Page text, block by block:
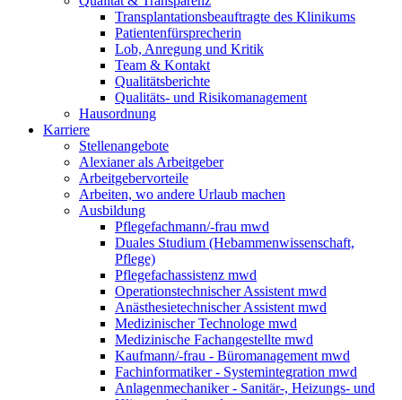
Transplantationsbeauftragte des Klinikums
Patientenfürsprecherin
Lob, Anregung und Kritik
Team & Kontakt
Qualitätsberichte
Qualitäts- und Risikomanagement
Hausordnung
Karriere
Stellenangebote
Alexianer als Arbeitgeber
Arbeitgebervorteile
Arbeiten, wo andere Urlaub machen
Ausbildung
Pflegefachmann/-frau mwd
Duales Studium (Hebammenwissenschaft,
Pflege)
Pflegefachassistenz mwd
Operationstechnischer Assistent mwd
Anästhesietechnischer Assistent mwd
Medizinischer Technologe mwd
Medizinische Fachangestellte mwd
Kaufmann/-frau - Büromanagement mwd
Fachinformatiker - Systemintegration mwd
Anlagenmechaniker - Sanitär-, Heizungs- und